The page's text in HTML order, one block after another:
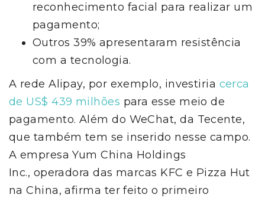
reconhecimento facial para realizar um
pagamento;
Outros 39% apresentaram resistência
com a tecnologia.
A rede Alipay, por exemplo, investiria cerca
de US$ 439 milhões para esse meio de
pagamento. Além do WeChat, da Tecente,
que também tem se inserido nesse campo.
A empresa Yum China Holdings
Inc., operadora das marcas KFC e Pizza Hut
na China, afirma ter feito o primeiro